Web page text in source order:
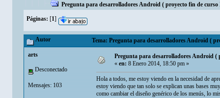
Pregunta para desarrolladores Android ( proyecto fin de curso
Páginas: [1]
Autor Tema: Pregunta para desarrolladores Android (
arts
Desconectado
Mensajes: 103
Pregunta para desarrolladores Android (
«en:8 Enero 2014, 18:50 pm »
Hola a todos, me estoy viendo en la necesidad de
estoy viendo que tan solo se explican unas bases
como cambiar el diseño genérico de los menús, lo